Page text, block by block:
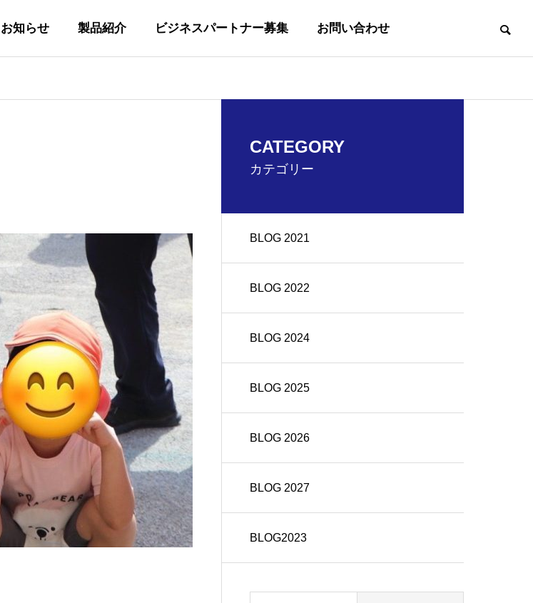
お知らせ 製品紹介 ビジネスパートナー募集 お問い合わせ
BUSINESS
私たちの取り組み
INITIATIVES
沿革
OUTLINE
アクセス
ACCESS
CATEGORY
カテゴリー
BLOG 2021
BLOG 2022
BLOG 2024
BLOG 2025
BLOG 2026
BLOG 2027
BLOG2023